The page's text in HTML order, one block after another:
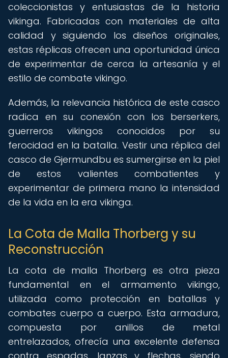
coleccionistas y entusiastas de la historia
vikinga. Fabricadas con materiales de alta
calidad y siguiendo los diseños originales,
estas réplicas ofrecen una oportunidad única
de experimentar de cerca la artesanía y el
estilo de combate vikingo.
Además, la relevancia histórica de este casco
radica en su conexión con los berserkers,
guerreros vikingos conocidos por su
ferocidad en la batalla. Vestir una réplica del
casco de Gjermundbu es sumergirse en la piel
de estos valientes combatientes y
experimentar de primera mano la intensidad
de la vida en la era vikinga.
La Cota de Malla Thorberg y su
Reconstrucción
La cota de malla Thorberg es otra pieza
fundamental en el armamento vikingo,
utilizada como protección en batallas y
combates cuerpo a cuerpo. Esta armadura,
compuesta por anillos de metal
entrelazados, ofrecía una excelente defensa